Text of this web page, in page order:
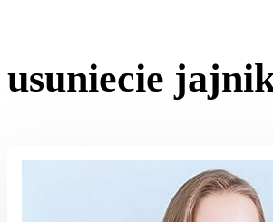
usuniecie